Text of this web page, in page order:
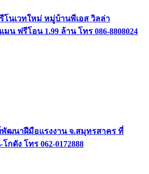
โนเวทใหม่ หมู่บ้านพีเอส วิลล่า
มน ฟรีโอน 1.99 ล้าน โทร 086-8808024
ฒนาฝีมือแรงงาน จ.สมุทรสาคร ที่
กดัง โทร 062-0172888